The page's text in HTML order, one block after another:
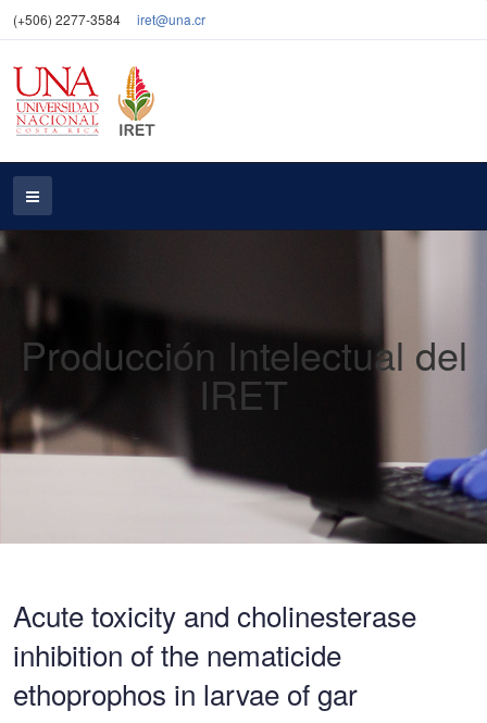
(+506) 2277-3584 iret@una.cr
Producción Intelectual del
IRET
Acute toxicity and cholinesterase
inhibition of the nematicide
ethoprophos in larvae of gar